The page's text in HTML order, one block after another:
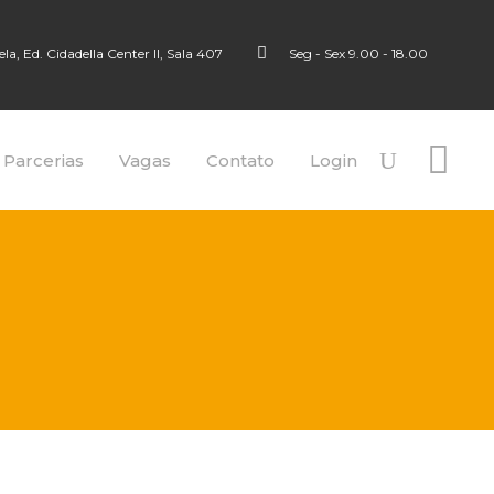
Ed. Cidadella Center II, Sala 407 Seg - Sex 9.00 - 18.00
Vagas Contato Login